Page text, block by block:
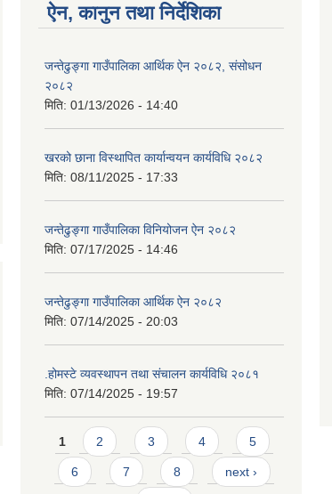
ऐन, कानुन तथा निर्देशिका
जन्तेढुङ्गा गाउँपालिका आर्थिक ऐन २०८२, संसोधन
२०८२
मिति: 01/13/2026 - 14:40
खरको छाना विस्थापित कार्यान्वयन कार्यविधि २०८२
मिति: 08/11/2025 - 17:33
जन्तेढुङ्गा गाउँपालिका विनियोजन ऐन २०८२
मिति: 07/17/2025 - 14:46
जन्तेढुङ्गा गाउँपालिका आर्थिक ऐन २०८२
मिति: 07/14/2025 - 20:03
.होमस्टे व्यवस्थापन तथा संचालन कार्यविधि २०८१
मिति: 07/14/2025 - 19:57
Pages
1 2 3 4 5
6 7 8 next ›